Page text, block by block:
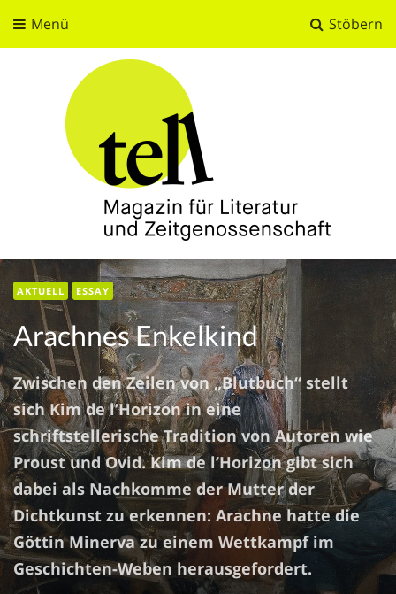
Stöbern
Menü
tell
Magazin für Literatur und Zeitgenossenschaft
AKTUELL ESSAY
Arachnes Enkelkind
Zwischen den Zeilen von „Blutbuch“ stellt
sich Kim de l’Horizon in eine
schriftstellerische Tradition von Autoren wie
Proust und Ovid. Kim de l’Horizon gibt sich
dabei als Nachkomme der Mutter der
Dichtkunst zu erkennen: Arachne hatte die
Göttin Minerva zu einem Wettkampf im
Geschichten-Weben herausgefordert.